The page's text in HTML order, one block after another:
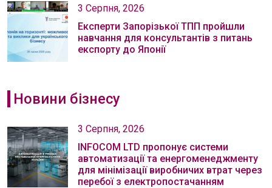
3 Серпня, 2026
Експерти Запорізької ТПП пройшли
навчання для консультантів з питань
експорту до Японії
Новини бізнесу
3 Серпня, 2026
INFOCOM LTD пропонує системи
автоматизації та енергоменеджменту
для мінімізації виробничих втрат через
перебої з електропостачанням